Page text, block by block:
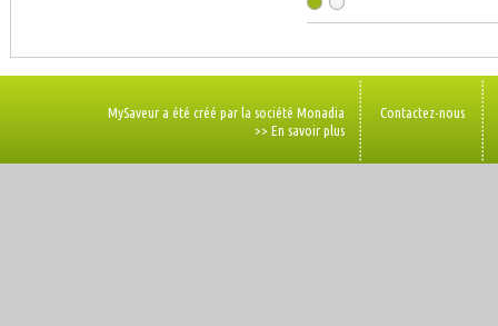
MySaveur a été créé par la société Monadia
>> En savoir plus
Contactez-nous